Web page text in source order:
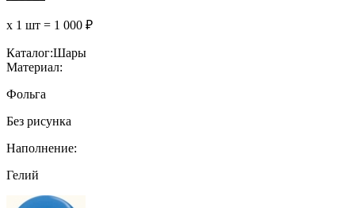
х 1 шт = 1 000 ₽
Каталог:Шары
Материал:
Фольга
Без рисунка
Наполнение:
Гелий